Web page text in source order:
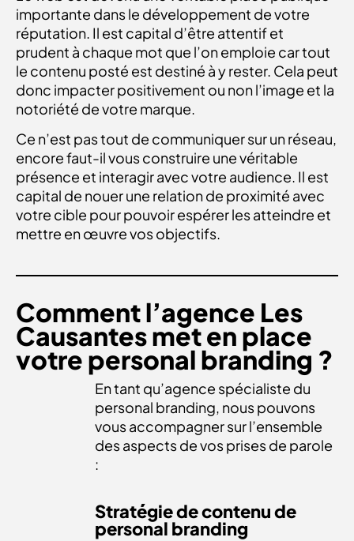
importante dans le développement de votre
réputation. Il est capital d’être attentif et
prudent à chaque mot que l’on emploie car tout
le contenu posté est destiné à y rester. Cela peut
donc impacter positivement ou non l’image et la
notoriété de votre marque.
Ce n’est pas tout de communiquer sur un réseau,
encore faut-il vous construire une véritable
présence et interagir avec votre audience. Il est
capital de nouer une relation de proximité avec
votre cible pour pouvoir espérer les atteindre et
mettre en œuvre vos objectifs.
Comment l’agence Les
Causantes met en place
votre personal branding ?
En tant qu’agence spécialiste du
personal branding, nous pouvons
vous accompagner sur l’ensemble
des aspects de vos prises de parole
:
Stratégie de contenu de
personal branding